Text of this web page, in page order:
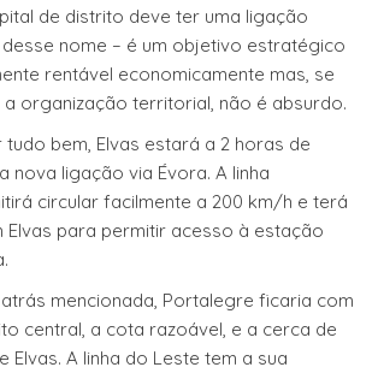
de distrito deve ter uma ligação
nome – é um objetivo estratégico
rentável economicamente mas, se
organização territorial, não é absurdo.
tudo bem, Elvas estará a 2 horas de
nova ligação via Évora. A linha
circular facilmente a 200 km/h e terá
Elvas para permitir acesso à estação
mencionada, Portalegre ficaria com
central, a cota razoável, e a cerca de
Elvas. A linha do Leste tem a sua